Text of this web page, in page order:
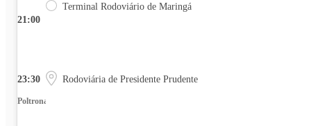
21:00
Terminal Rodoviário de Maringá
23:30 Rodoviária de Presidente Prudente
Poltrona